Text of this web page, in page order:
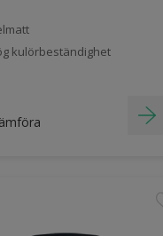
kulörbeständighet